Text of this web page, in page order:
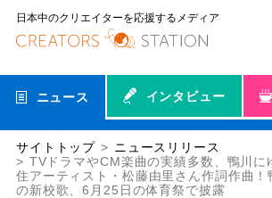
日本中のクリエイターを応援するメディア
ニュース インタビュー
サイトトップ
ニュースリリース
​​​TVドラマやCM楽曲の実績多数、鴨川に
住アーティスト・松藤由里さん作詞作曲！
の新校歌、6月25日の体育祭で披露